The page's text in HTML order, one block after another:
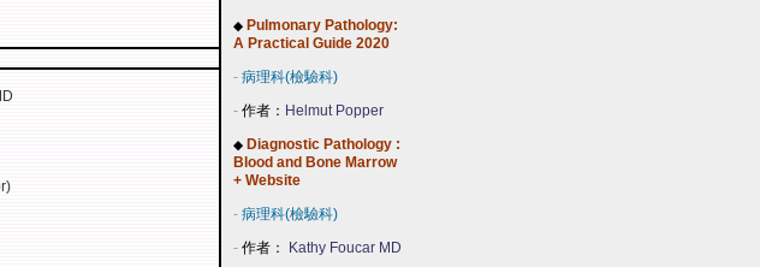
◆ Pulmonary Pathology:
A Practical Guide 2020
- 病理科(檢驗科)
- 作者： Helmut Popper
◆ Diagnostic Pathology :
Blood and Bone Marrow
+ Website
- 病理科(檢驗科)
- 作者： Kathy Foucar MD